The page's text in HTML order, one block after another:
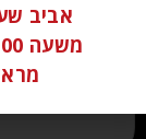
אביב
מראש